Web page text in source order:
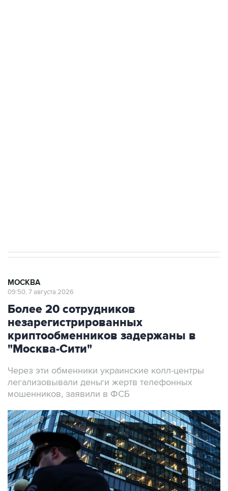
МОСКВА
09:50, 7 августа 2026
Более 20 сотрудников
незарегистрированных
криптообменников задержаны в
"Москва-Сити"
Через эти обменники украинские колл-центры
легализовывали деньги жертв телефонных
мошенников, заявили в ФСБ